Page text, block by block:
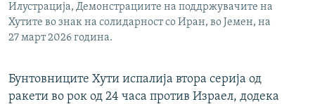
Илустрација, Демонстрациите на поддржувачите на
Хутите во знак на солидарност со Иран, во Јемен, на
27 март 2026 година.
Бунтовниците Хути испалија втора серија од
ракети во рок од 24 часа против Израел, додека